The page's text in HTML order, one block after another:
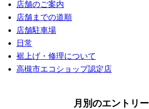
店舗のご案内
店舗までの道順
店舗駐車場
日常
裾上げ・修理について
高槻市エコショップ認定店
月別のエントリー